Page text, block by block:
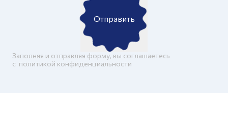
Отправить
Заполняя и отправляя форму, вы соглашаетесь
c политикой конфиденциальности